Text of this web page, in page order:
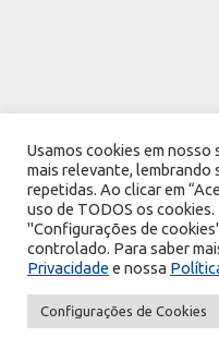
Usamos cookies em
mais relevante, lembrando
repetidas. Ao clicar em
uso de TODOS os
"Configurações de
controlado. Para saber
Privacidade e nossa
Configurações de Cookies